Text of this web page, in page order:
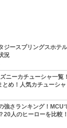
ジースプリングスホテル
況
ニーカチューシャ一覧！
め！人気カチューシャ
強さランキング！MCU
20人のヒーローを比較！